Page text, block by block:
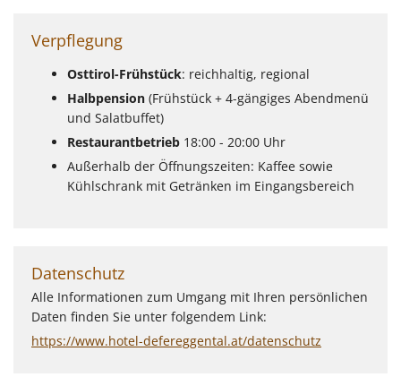
Verpflegung
Osttirol-Frühstück: reichhaltig, regional
Halbpension (Frühstück + 4-gängiges Abendmenü
und Salatbuffet)
Restaurantbetrieb 18:00 - 20:00 Uhr
Außerhalb der Öffnungszeiten: Kaffee sowie
Kühlschrank mit Getränken im Eingangsbereich
Datenschutz
Alle Informationen zum Umgang mit Ihren persönlichen
Daten finden Sie unter folgendem Link:
https://www.hotel-defereggental.at/datenschutz